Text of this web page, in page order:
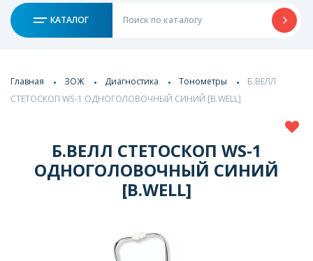
КАТАЛОГ
Главная ЗОЖ Диагностика Тонометры
Б.ВЕЛЛ
СТЕТОСКОП WS-1 ОДНОГОЛОВОЧНЫЙ СИНИЙ [B.WELL]
Б.ВЕЛЛ СТЕТОСКОП WS-1
ОДНОГОЛОВОЧНЫЙ СИНИЙ
[B.WELL]